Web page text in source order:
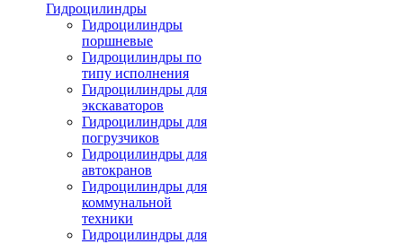
Гидроцилиндры
Гидроцилиндры
поршневые
Гидроцилиндры по
типу исполнения
Гидроцилиндры для
экскаваторов
Гидроцилиндры для
погрузчиков
Гидроцилиндры для
автокранов
Гидроцилиндры для
коммунальной
техники
Гидроцилиндры для